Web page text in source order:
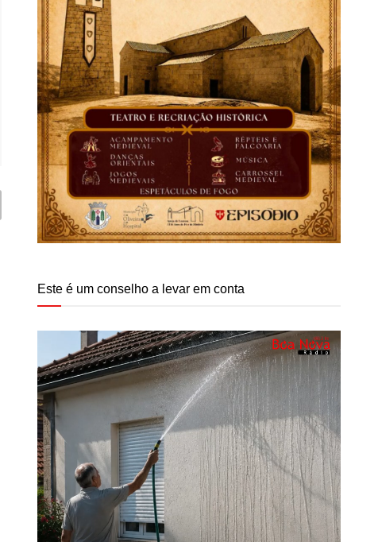
Este é um conselho a levar em conta